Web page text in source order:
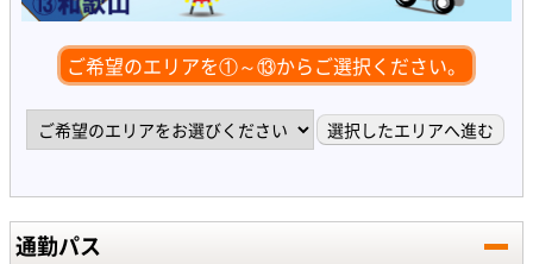
ご希望のエリアを①～⑬からご選択ください。
通勤パス